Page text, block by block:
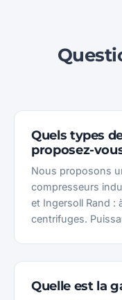
Quels types
proposez-
Nous proposons
compresseurs
et Ingersoll Rand :
centrifuges.
Quelle est la